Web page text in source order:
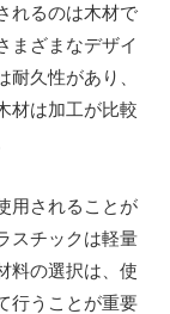
れるのは木材で
まざまなデザイ
久性があり、
材は加工が比較
用されることが
スチックは軽量
料の選択は、使
行うことが重要